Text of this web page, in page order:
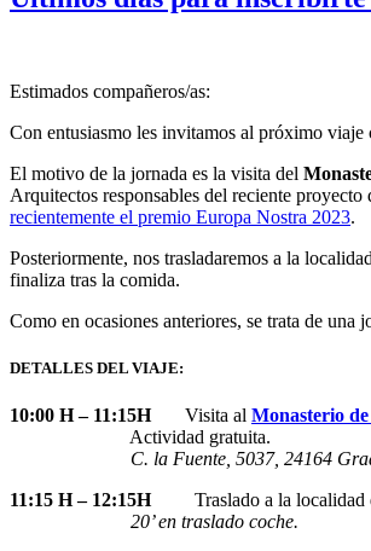
Estimados compañeros/as:
Con entusiasmo les invitamos al próximo
El motivo de la jornada es la visita del
Arquitectos responsables del reciente
recientemente el premio Europa Nostra 2023.
Posteriormente, nos trasladaremos a la
finaliza tras la comida.
Como en ocasiones anteriores, se trata de una
DETALLES DEL VIAJE:
10:00 H – 11:15H Visita al Monasterio
Actividad gratuita.
C. la Fuente, 5037, 24164
11:15 H – 12:15H Traslado a la
20’ en traslado coche.